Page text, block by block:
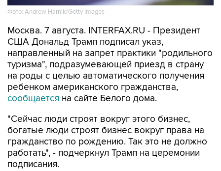
Фото: Andrew Harnik/Getty Images
Москва. 7 августа. INTERFAX.RU - Президент
США Дональд Трамп подписал указ,
направленный на запрет практики "родильного
туризма", подразумевающей приезд в страну
на роды с целью автоматического получения
ребенком американского гражданства,
сообщается на сайте Белого дома.
"Сейчас люди строят вокруг этого бизнес,
богатые люди строят бизнес вокруг права на
гражданство по рождению. Так это не должно
работать", - подчеркнул Трамп на церемонии
подписания.